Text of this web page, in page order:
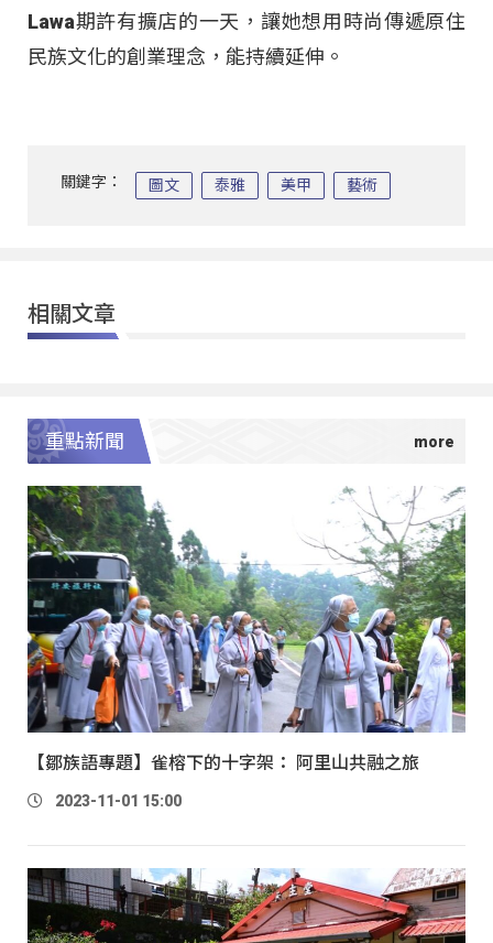
Lawa期許有擴店的一天，讓她想用時尚傳遞原住
民族文化的創業理念，能持續延伸。
關鍵字： 圖文 泰雅 美甲 藝術
相關文章
重點新聞
【鄒族語專題】雀榕下的十字架： 阿里山共融之旅
2023-11-01 15:00